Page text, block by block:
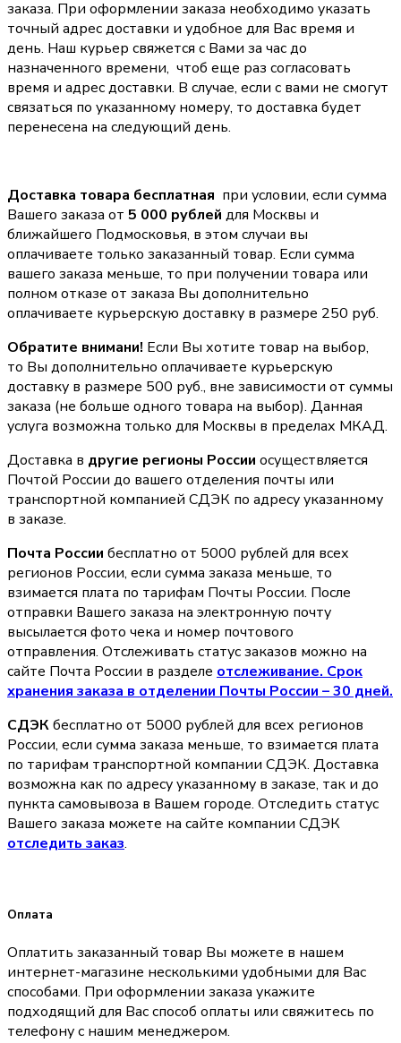
заказа. При оформлении заказа необходимо указать
точный адрес доставки и удобное для Вас время и
день. Наш курьер свяжется с Вами за час до
назначенного времени, чтоб еще раз согласовать
время и адрес доставки. В случае, если с вами не смогут
связаться по указанному номеру, то доставка будет
перенесена на следующий день.
Доставка товара бесплатная при условии, если сумма
Вашего заказа от 5 000 рублей для Москвы и
ближайшего Подмосковья, в этом случаи вы
оплачиваете только заказанный товар. Если сумма
вашего заказа меньше, то при получении товара или
полном отказе от заказа Вы дополнительно
оплачиваете курьерскую доставку в размере 250 руб.
Обратите внимани! Если Вы хотите товар на выбор,
то Вы дополнительно оплачиваете курьерскую
доставку в размере 500 руб., вне зависимости от суммы
заказа (не больше одного товара на выбор). Данная
услуга возможна только для Москвы в пределах МКАД.
Доставка в другие регионы России осуществляется
Почтой России до вашего отделения почты или
транспортной компанией СДЭК по адресу указанному
в заказе.
Почта России бесплатно от 5000 рублей для всех
регионов России, если сумма заказа меньше, то
взимается плата по тарифам Почты России. После
отправки Вашего заказа на электронную почту
высылается фото чека и номер почтового
отправления. Отслеживать статус заказов можно на
сайте Почта России в разделе oтслеживание. Срок
хранения заказа в отделении Почты России – 30 дней.
СДЭКбесплатно от 5000 рублей для всех регионов
России, если сумма заказа меньше, то взимается плата
по тарифам транспортной компании СДЭК. Доставка
возможна как по адресу указанному в заказе, так и до
пункта самовывоза в Вашем городе. Отследить статус
Вашего заказа можете на сайте компании СДЭК
отследить заказ.
Оплата
Оплатить заказанный товар Вы можете в нашем
интернет-магазине несколькими удобными для Вас
способами. При оформлении заказа укажите
подходящий для Вас способ оплаты или свяжитесь по
телефону с нашим менеджером.